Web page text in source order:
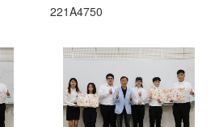
221A4750